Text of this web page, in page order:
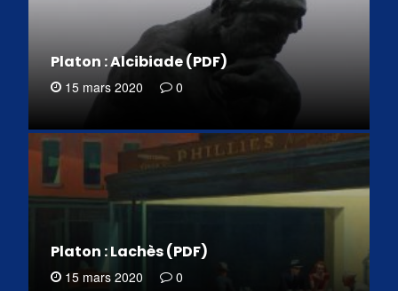
Platon : Alcibiade (PDF)
15 mars 2020 0
Platon : Lachès (PDF)
15 mars 2020 0